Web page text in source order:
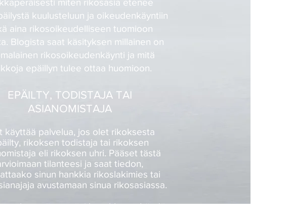
miten rikosasia etenee
kuulusteluun ja oikeudenkäyntiin
aina rikosoikeudelliseen tuomioon
Blogista saat käsityksen millainen on
rikosoikeudenkäynti ja mitä
epäillyn tulee ottaa huomioon.
EPÄILTY, TODISTAJA TAI
ASIANOMISTAJA
käyttää palvelua, jos olet rikoksesta
rikoksen todistaja tai rikoksen
eli rikoksen uhri. Pääset tästä
tilanteesi ja saat tiedon,
sinun hankkia rikoslakimies tai
avustamaan sinua rikosasiassa.
täytettyäsi lomakkeen. Löydät